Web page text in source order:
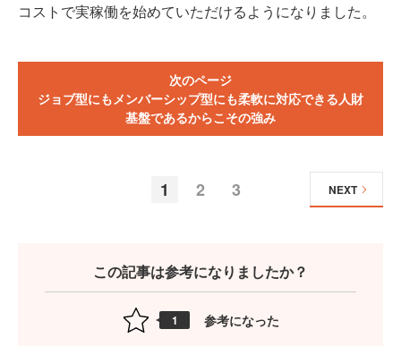
コストで実稼働を始めていただけるようになりました。
次のページ
ジョブ型にもメンバーシップ型にも柔軟に対応できる人財
基盤であるからこその強み
1 2 3 NEXT
この記事は参考になりましたか？
1 参考になった